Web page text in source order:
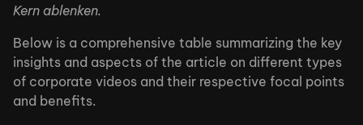
Kern ablenken.
Below is a comprehensive table summarizing the key
insights and aspects of the article on different types
of corporate videos and their respective focal points
and benefits.